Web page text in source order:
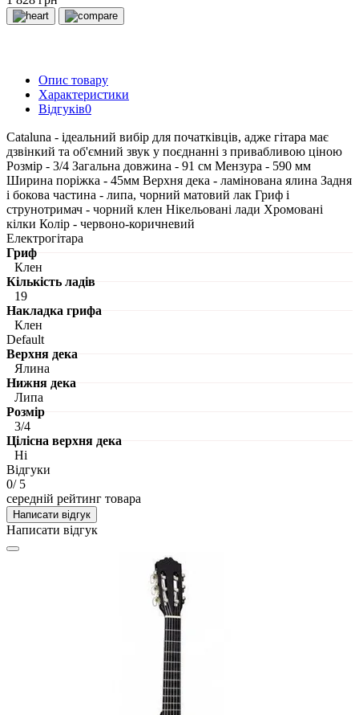
Опис товару
Характеристики
Відгуків0
Cataluna - ідеальний вибір для початківців, адже гітара має
дзвінкий та об'ємний звук у поєднанні з привабливою ціною
Розмір - 3/4 Загальна довжина - 91 см Мензура - 590 мм
Ширина поріжка - 45мм Верхня дека - ламінована ялина Задня
і бокова частина - липа, чорний матовий лак Гриф і
струнотримач - чорний клен Нікельовані лади Хромовані
кілки Колір - червоно-коричневий
Електрогітара
Гриф
Клен
Кількість ладів
19
Накладка грифа
Клен
Default
Верхня дека
Ялина
Нижня дека
Липа
Розмір
3/4
Цілісна верхня дека
Ні
Відгуки
0/ 5
середній рейтинг товара
Написати відгук
Написати відгук